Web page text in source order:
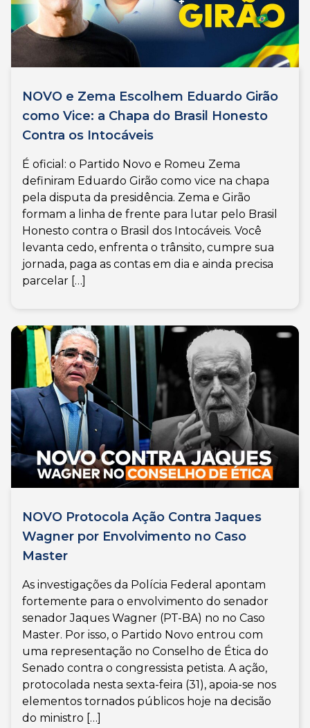
NOVO e Zema Escolhem Eduardo Girão
como Vice: a Chapa do Brasil Honesto
Contra os Intocáveis
É oficial: o Partido Novo e Romeu Zema
definiram Eduardo Girão como vice na chapa
pela disputa da presidência. Zema e Girão
formam a linha de frente para lutar pelo Brasil
Honesto contra o Brasil dos Intocáveis. Você
levanta cedo, enfrenta o trânsito, cumpre sua
jornada, paga as contas em dia e ainda precisa
parcelar […]
NOVO Protocola Ação Contra Jaques
Wagner por Envolvimento no Caso
Master
As investigações da Polícia Federal apontam
fortemente para o envolvimento do senador
senador Jaques Wagner (PT-BA) no no Caso
Master. Por isso, o Partido Novo entrou com
uma representação no Conselho de Ética do
Senado contra o congressista petista. A ação,
protocolada nesta sexta-feira (31), apoia-se nos
elementos tornados públicos hoje na decisão
do ministro […]